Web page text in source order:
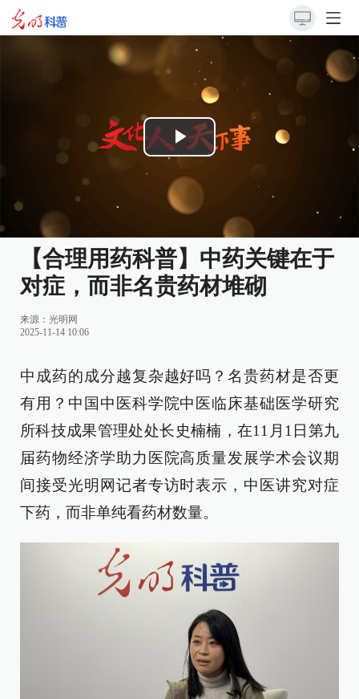
Play
Video
【合理用药科普】中药关键在于
对症，而非名贵药材堆砌
来源： 光明网
2025-11-14 10:06
中成药的成分越复杂越好吗？名贵药材是否更
有用？中国中医科学院中医临床基础医学研究
所科技成果管理处处长史楠楠，在11月1日第九
届药物经济学助力医院高质量发展学术会议期
间接受光明网记者专访时表示，中医讲究对症
下药，而非单纯看药材数量。